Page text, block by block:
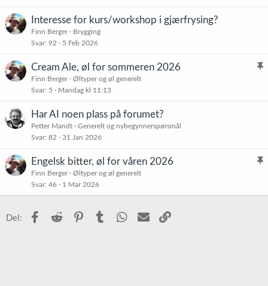
Interesse for kurs/workshop i gjærfrysing?
Finn Berger
Brygging
Svar 92 5 Feb 2026
K
Cream Ale, øl for sommeren 2026
Finn Berger
Øltyper og øl generelt
Svar 5 Mandag kl 11:13
Har AI noen plass på forumet?
Petter Mandt
Generelt og nybegynnerspørsmål
Svar 82 31 Jan 2026
K
s
Engelsk bitter, øl for våren 2026
Finn Berger
Øltyper og øl generelt
Svar 46 1 Mar 2026
Del: Facebook
Reddit PinterestTumblr WhatsApp
E-post